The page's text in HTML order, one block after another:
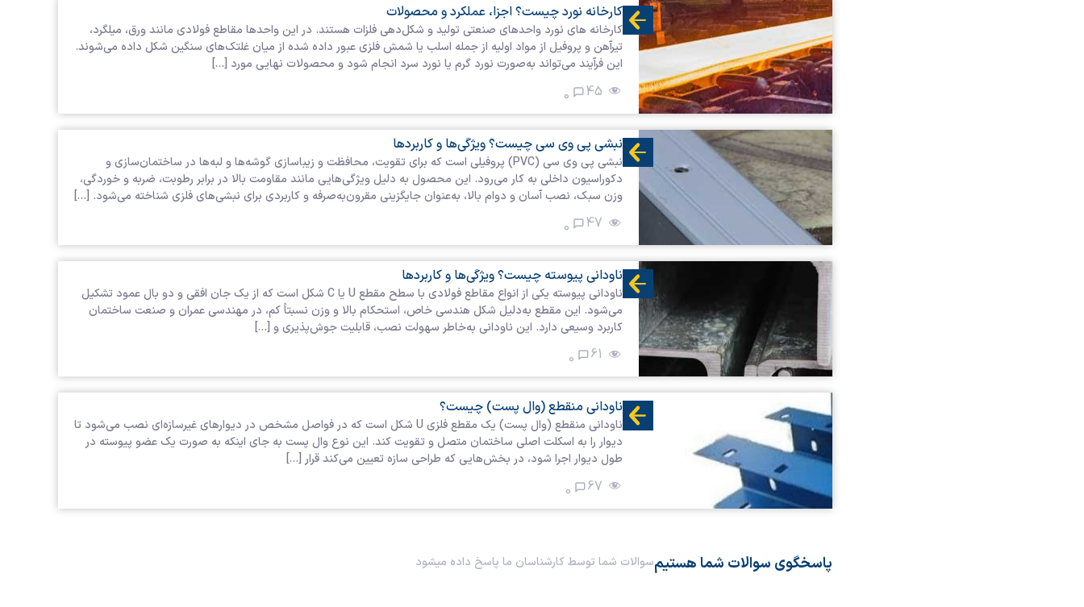
کارخانه نورد چیست؟ اجزا، عملکرد و محصولات
کارخانه های نورد واحدهای صنعتی تولید و شکل‌دهی فلزات هستند. در این واحدها مقاطع فولادی مانند ورق، میلگرد،
تیرآهن و پروفیل از مواد اولیه از جمله اسلب یا شمش فلزی عبور داده شده از میان غلتک‌های سنگین شکل داده می‌شوند.
این فرآیند می‌تواند به‌صورت نورد گرم یا نورد سرد انجام شود و محصولات نهایی مورد […]
45
0
نبشی پی وی سی چیست؟ ویژگی‌ها و کاربردها
نبشی پی وی سی (PVC) پروفیلی است که برای تقویت، محافظت و زیباسازی گوشه‌ها و لبه‌ها در ساختمان‌سازی و
دکوراسیون داخلی به کار می‌رود. این محصول به دلیل ویژگی‌هایی مانند مقاومت بالا در برابر رطوبت، ضربه و خوردگی،
وزن سبک، نصب آسان و دوام بالا، به‌عنوان جایگزینی مقرون‌به‌صرفه و کاربردی برای نبشی‌های فلزی شناخته می‌شود. […]
47
0
ناودانی پیوسته چیست؟ ویژگی‌ها و کاربردها
ناودانی پیوسته یکی از انواع مقاطع فولادی با سطح مقطع U یا C شکل است که از یک جان افقی و دو بال عمود تشکیل
می‌شود. این مقطع به‌دلیل شکل هندسی خاص، استحکام بالا و وزن نسبتاً کم، در مهندسی عمران و صنعت ساختمان
کاربرد وسیعی دارد. این ناودانی به‌خاطر سهولت نصب، قابلیت جوش‌پذیری و […]
61
0
ناودانی منقطع (وال پست) چیست؟
ناودانی منقطع (وال پست) یک مقطع فلزی U شکل است که در فواصل مشخص در دیوارهای غیرسازه‌ای نصب می‌شود تا
دیوار را به اسکلت اصلی ساختمان متصل و تقویت کند. این نوع وال پست به جای اینکه به صورت یک عضو پیوسته در
طول دیوار اجرا شود، در بخش‌هایی که طراحی سازه تعیین می‌کند قرار […]
67
0
پاسخگوی سوالات شما هستیمسوالات شما توسط کارشناسان ما پاسخ داده میشود